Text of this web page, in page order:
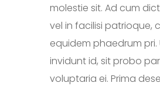
molestie sit. Ad cum
vel in facilisi patrioque,
equidem phaedrum pri.
invidunt id, sit probo
voluptaria ei. Prima